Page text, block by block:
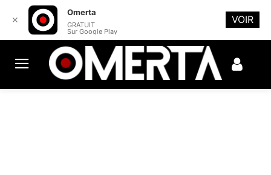
✕
Omerta
GRATUIT
Sur Google Play
VOIR